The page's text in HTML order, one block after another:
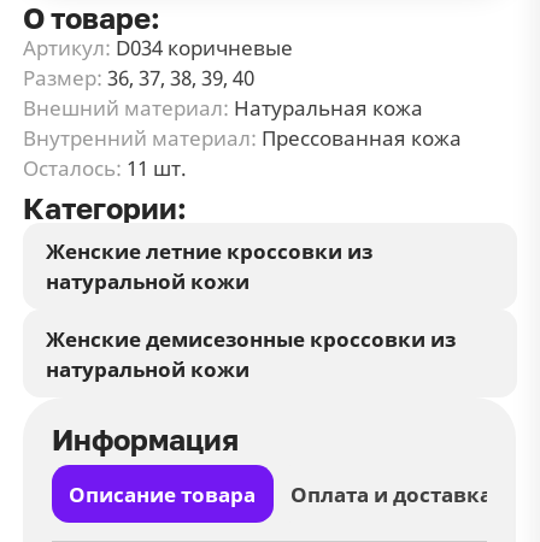
О товаре:
Артикул: D034 коричневые
Размер: 36, 37, 38, 39, 40
Внешний материал: Натуральная кожа
Внутренний материал: Прессованная кожа
Осталось: 11 шт.
Категории:
Женские летние кроссовки из
натуральной кожи
Женские демисезонные кроссовки из
натуральной кожи
Информация
Описание товара Оплата и доставка